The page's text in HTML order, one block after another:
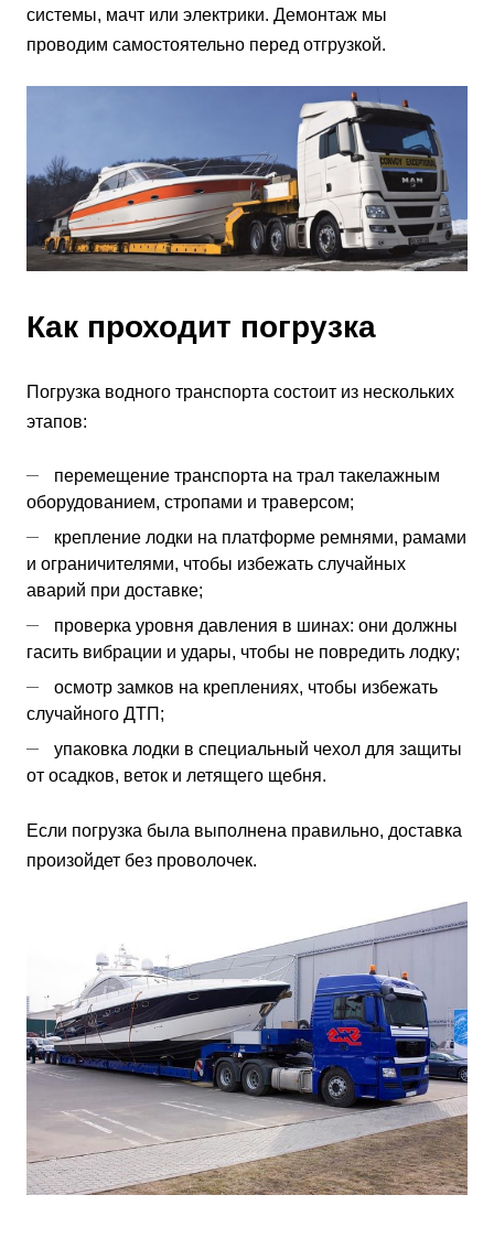
системы, мачт или электрики. Демонтаж мы
проводим самостоятельно перед отгрузкой.
Как проходит погрузка
Погрузка водного транспорта состоит из нескольких
этапов:
перемещение транспорта на трал такелажным
оборудованием, стропами и траверсом;
крепление лодки на платформе ремнями, рамами
и ограничителями, чтобы избежать случайных
аварий при доставке;
проверка уровня давления в шинах: они должны
гасить вибрации и удары, чтобы не повредить лодку;
осмотр замков на креплениях, чтобы избежать
случайного ДТП;
упаковка лодки в специальный чехол для защиты
от осадков, веток и летящего щебня.
Если погрузка была выполнена правильно, доставка
произойдет без проволочек.